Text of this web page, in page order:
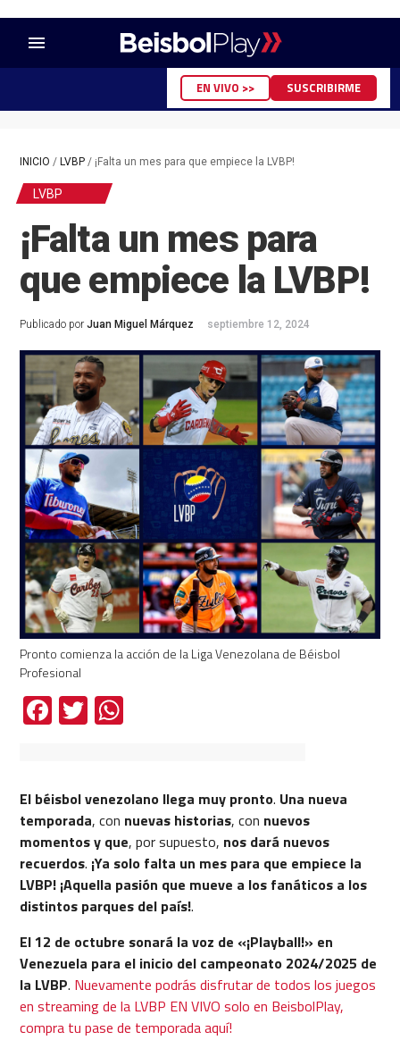
menu
EN VIVO >> SUSCRIBIRME
INICIO / LVBP/ ¡Falta un mes para que empiece la LVBP!
LVBP
¡Falta un mes para
que empiece la LVBP!
Publicado por Juan Miguel Márquez septiembre 12, 2024
Pronto comienza la acción de la Liga Venezolana de Béisbol
Profesional
Facebook
TwitterWhatsApp
El béisbol venezolano llega muy pronto. Una nueva
temporada, con nuevas historias, con nuevos
momentos y que, por supuesto, nos dará nuevos
recuerdos. ¡Ya solo falta un mes para que empiece la
LVBP! ¡Aquella pasión que mueve a los fanáticos a los
distintos parques del país!.
El 12 de octubre sonará la voz de «¡Playball!» en
Venezuela para el inicio del campeonato 2024/2025 de
la LVBP. Nuevamente podrás disfrutar de todos los juegos
en streaming de la LVBP EN VIVO solo en BeisbolPlay,
compra tu pase de temporada aquí!